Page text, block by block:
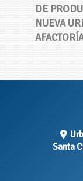
DE
NUEVA
Santa